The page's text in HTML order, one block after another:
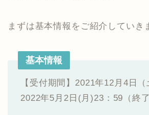
まずは基本情報をご紹介していき
基本情報
【受付期間】2021年12月4日
2022年5月2日(月)23：59（終了